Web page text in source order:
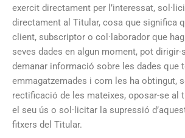
exercit directament per l’interessat,
directament al Titular, cosa que significa
client, subscriptor o col·laborador que
seves dades en algun moment, pot
demanar informació sobre les dades que
emmagatzemades i com les ha obtingut,
rectificació de les mateixes, oposar-se al
el seu ús o sol·licitar la supressió
fitxers del Titular.